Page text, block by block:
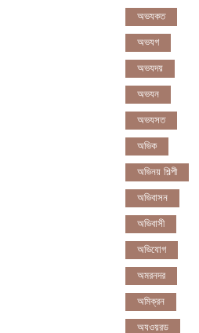
অভযকত
অভযগ
অভযদয়
অভযন
অভযসত
অভিক
অভিনয় শিল্পী
অভিবাসন
অভিবাসী
অভিযোগ
অমরনদর
অমিক্রন
অযওয়রড